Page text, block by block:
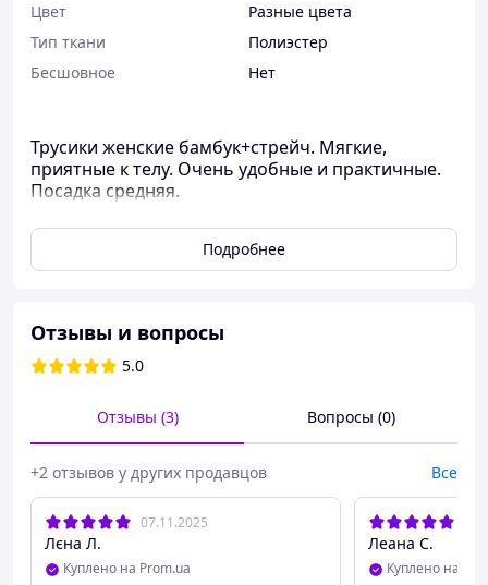
Цвет
Разные цвета
Тип ткани
Полиэстер
Бесшовное
Нет
Трусики женские бамбук+стрейч. Мягкие,
приятные к телу. Очень удобные и практичные.
Посадка средняя.
Размеры:
р.54-56(56-58) - на р.52-54
От 6шт цвета ассорти по 29грн.
Подробнее
Отзывы и вопросы
5.0
Отзывы (3) Вопросы (0)
+2 отзывов у других продавцов Все
07.11.2025
Лєна Л.
Куплено на Prom.ua
Леана С.
Куплено на